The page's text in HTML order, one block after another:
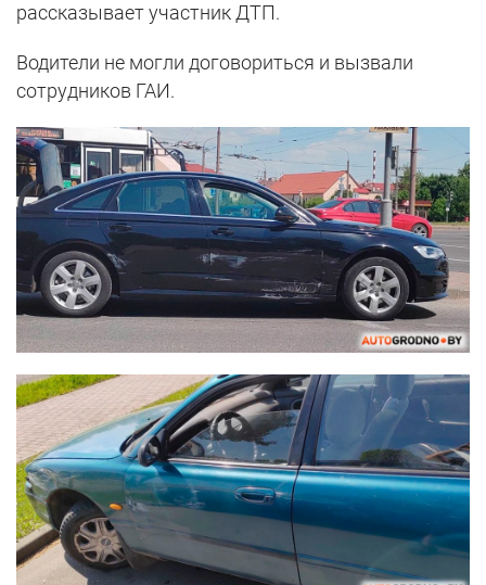
рассказывает участник ДТП.
Водители не могли договориться и вызвали
сотрудников ГАИ.